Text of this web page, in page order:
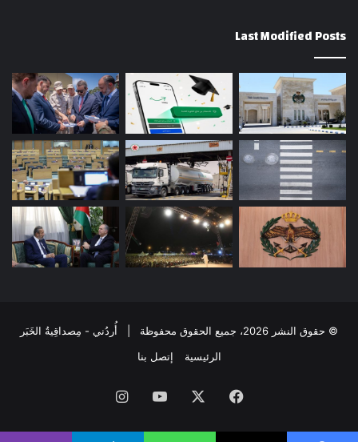
Last Modified Posts
© حقوق النشر 2026، جميع الحقوق محفوظة | أُردُني - مِصداقِيةُ الخَبَر
الرئيسية
إتصل بنا
فيسبوك ‫YouTube